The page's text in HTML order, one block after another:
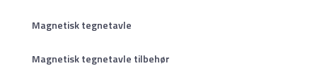
Magnetisk tegnetavle
Magnetisk tegnetavle tilbehør